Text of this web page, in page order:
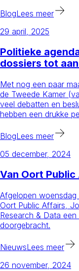
BlogLees meer
29 april, 2025
Politieke
dossiers tot
Met nog een paar
de Tweede Kamer
veel debatten en
hebben een drukke
BlogLees meer
05 december, 2024
Van Oort
Afgelopen
Oort Public Affairs,
Research & Data
doorgebracht.
NieuwsLees meer
26 november, 2024